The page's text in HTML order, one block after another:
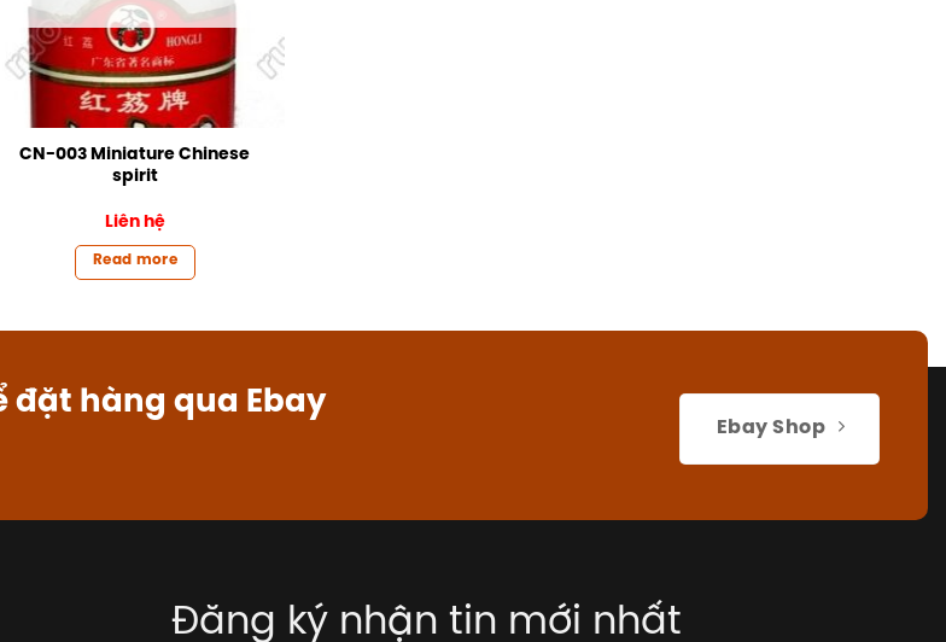
CN-003 Miniature Chinese
spirit
Liên hệ
Read more
đặt hàng qua Ebay
Ebay Shop
Đăng ký nhận tin mới nhất